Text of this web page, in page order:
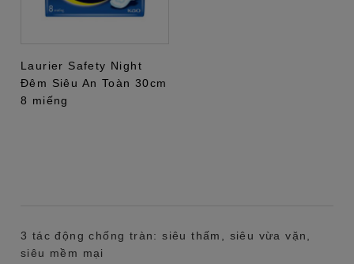
Laurier Safety Night
Đêm Siêu An Toàn 30cm
8 miếng
3 tác động chống tràn: siêu thấm, siêu vừa vặn,
siêu mềm mại